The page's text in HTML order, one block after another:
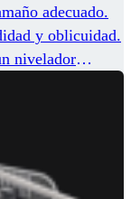
adecuado.
y oblicuidad.
nivelador